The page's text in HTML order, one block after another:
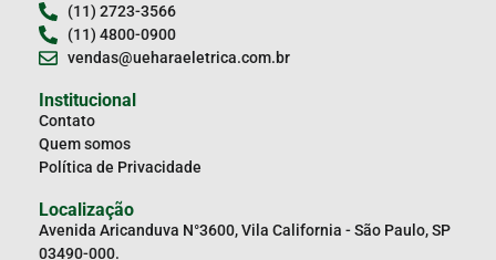
(11) 2723-3566
(11) 4800-0900
vendas@ueharaeletrica.com.br
Institucional
Contato
Quem somos
Política de Privacidade
Localização
Avenida Aricanduva N°3600, Vila California - São Paulo, SP
03490-000.